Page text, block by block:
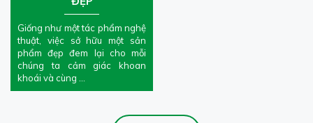
Giống như một tác phẩm nghệ
thuật, việc sở hữu một sản
phẩm đẹp đem lại cho mỗi
chúng ta cảm giác khoan
khoái và cùng …